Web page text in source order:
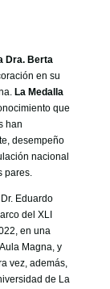
Dra. Berta
en su
La Medalla
que
han
desempeño
nacional
pares.
Eduardo
del XLI
en una
Magna, y
vez, además,
de La